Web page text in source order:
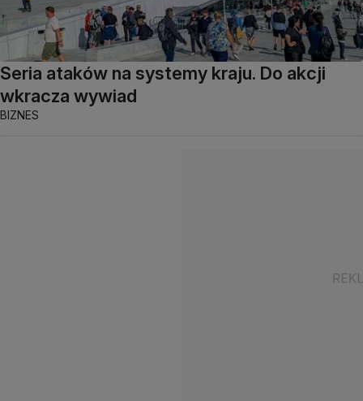
Seria ataków na systemy kraju. Do akcji
wkracza wywiad
BIZNES